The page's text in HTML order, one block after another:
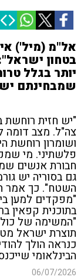
אל"מ (מיל')
בטחון
יותר בגלל
שמבחינתם
"יש חזית רוחשת
צה"ל. מצב דומה
ושומרון רוחשת
פלשתיני. מי
חבורת אנשים
גם בסוריה יש
השטח". כך אמר
"מפקדים למען
"המשימה של
תוצרת ישראל
כנראה הולך
הבינלאומי
06/07/2026